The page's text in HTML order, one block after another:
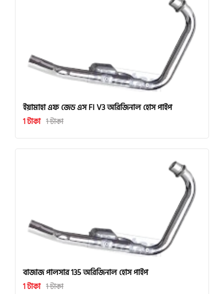
ইয়ামাহা এফ জেড এস FI V3 অরিজিনাল হোস পাইপ
1 টাকা 1 টাকা
বাজাজ পালসার 135 অরিজিনাল হোস পাইপ
1 টাকা 1 টাকা